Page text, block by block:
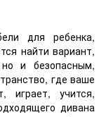
для ребенка,
найти вариант,
и безопасным,
где ваше
играет, учится,
дивана